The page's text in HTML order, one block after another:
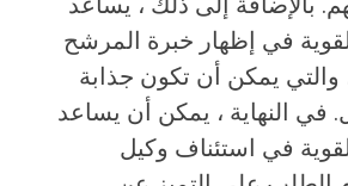
في إظهار خبرة المرشح
والتي يمكن أن تكون جذابة
في النهاية ، يمكن أن يساعد
في استئناف وكيل